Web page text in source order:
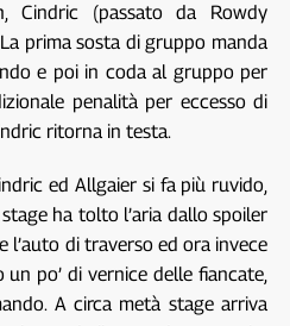
Cindric (passato da Rowdy
prima sosta di gruppo manda
e poi in coda al gruppo per
penalità per eccesso di
ritorna in testa.
ed Allgaier si fa più ruvido,
ha tolto l’aria dallo spoiler
l’auto di traverso ed ora invece
po’ di vernice delle fiancate,
A circa metà stage arriva